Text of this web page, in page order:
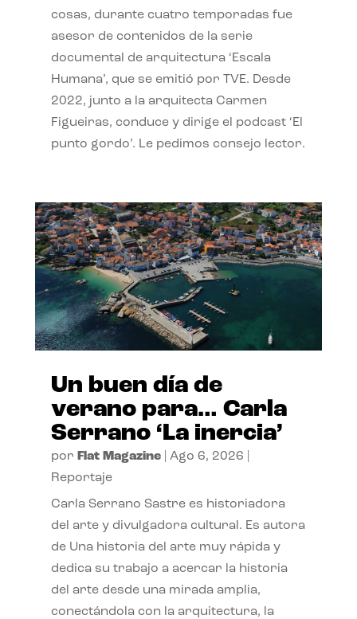
cosas, durante cuatro temporadas fue
asesor de contenidos de la serie
documental de arquitectura ‘Escala
Humana’, que se emitió por TVE. Desde
2022, junto a la arquitecta Carmen
Figueiras, conduce y dirige el podcast ‘El
punto gordo’. Le pedimos consejo lector.
Un buen día de
verano para… Carla
Serrano ‘La inercia’
por Flat Magazine| Ago 6, 2026
Reportaje
Carla Serrano Sastre es historiadora
del arte y divulgadora cultural. Es autora
de Una historia del arte muy rápida y
dedica su trabajo a acercar la historia
del arte desde una mirada amplia,
conectándola con la arquitectura, la